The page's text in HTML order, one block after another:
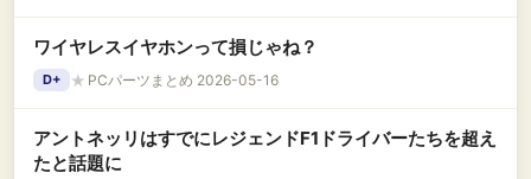
ワイヤレスイヤホンって損じゃね？
D+ ★ PCパーツまとめ 2026-05-16
アントネッリはすでにレジェンドF1ドライバーたちを超え
たと話題に